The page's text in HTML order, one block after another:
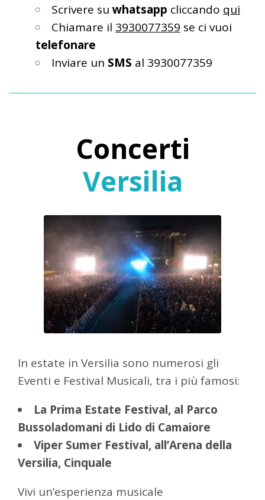
Scrivere su whatsapp cliccando qui
Chiamare il 3930077359 se ci vuoi
telefonare
Inviare un SMS al 3930077359
Concerti
Versilia
In estate in Versilia sono numerosi gli
Eventi e Festival Musicali, tra i più famosi:
La Prima Estate Festival, al Parco
Bussoladomani di Lido di Camaiore
Viper Sumer Festival, all’Arena della
Versilia, Cinquale
Vivi un’esperienza musicale